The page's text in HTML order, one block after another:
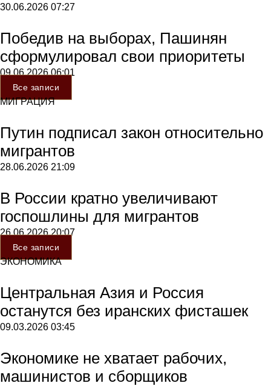
30.06.2026 07:27
Победив на выборах, Пашинян
сформулировал свои приоритеты
09.06.202606:01
Все записи
МИГРАЦИЯ
Путин подписал закон относительно
мигрантов
28.06.2026 21:09
В России кратно увеличивают
госпошлины для мигрантов
26.06.202620:07
Все записи
ЭКОНОМИКА
Центральная Азия и Россия
останутся без иранских фисташек
09.03.2026 03:45
Экономике не хватает рабочих,
машинистов и сборщиков